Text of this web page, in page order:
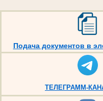
Подача документов в
ТЕЛЕГРАММ-